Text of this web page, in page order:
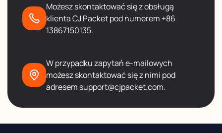
Możesz skontaktować się z obsługą
klienta CJ Packet pod numerem +86
13867150135.
W przypadku zapytań e-mailowych
możesz skontaktować się z nimi pod
adresem support@cjpacket.com.